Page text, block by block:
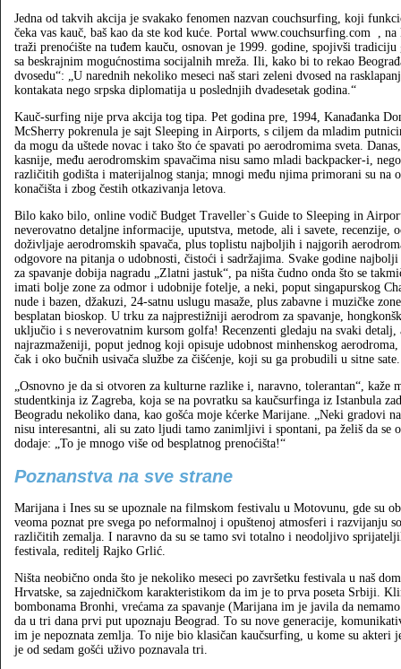
Jedna od takvih akcija je svakako fenomen nazvan couchsurfing, koji
čeka vas kauč, baš kao da ste kod kuće. Portal www.couchsurfing.com , na
traži prenoćište na tuđem kauču, osnovan je 1999. godine, spojivši
sa beskrajnim mogućnostima socijalnih mreža. Ili, kako bi to rekao
dvosedu“: „U narednih nekoliko meseci naš stari zeleni dvosed na
kontakata nego srpska diplomatija u poslednjih dvadesetak godina.“
Kauč‑surfing nije prva akcija tog tipa. Pet godina pre, 1994, Kanađanka
McSherry pokrenula je sajt Sleeping in Airports, s ciljem da mladim
da mogu da uštede novac i tako što će spavati po aerodromima sveta.
kasnije, među aerodromskim spavačima nisu samo mladi backpacker‑i,
različitih godišta i materijalnog stanja; mnogi među njima primorani su na
konačišta i zbog čestih otkazivanja letova.
Bilo kako bilo, online vodič Budget Traveller`s Guide to Sleeping in
neverovatno detaljne informacije, uputstva, metode, ali i savete, recenzije,
doživljaje aerodromskih spavača, plus toplistu najboljih i najgorih
odgovore na pitanja o udobnosti, čistoći i sadržajima. Svake godine najbolji
za spavanje dobija nagradu „Zlatni jastuk“, pa ništa čudno onda što se
imati bolje zone za odmor i udobnije fotelje, a neki, poput singapurskog
nude i bazen, džakuzi, 24‑satnu uslugu masaže, plus zabavne i muzičke
besplatan bioskop. U trku za najprestižniji aerodrom za spavanje,
uključio i s neverovatnim kursom golfa! Recenzenti gledaju na svaki detalj,
najrazmaženiji, poput jednog koji opisuje udobnost minhenskog aerodroma,
čak i oko bučnih usivača službe za čišćenje, koji su ga probudili u sitne sate.
„Osnovno je da si otvoren za kulturne razlike i, naravno, tolerantan“, kaže
studentkinja iz Zagreba, koja se na povratku sa kaučsurfinga iz Istanbula
Beogradu nekoliko dana, kao gošća moje kćerke Marijane. „Neki gradovi
nisu interesantni, ali su zato ljudi tamo zanimljivi i spontani, pa želiš da se
dodaje: „To je mnogo više od besplatnog prenoćišta!“
Poznanstva na sve strane
Marijana i Ines su se upoznale na filmskom festivalu u Motovunu, gde su
veoma poznat pre svega po neformalnoj i opuštenoj atmosferi i razvijanju
različitih zemalja. I naravno da su se tamo svi totalno i neodoljivo
festivala, reditelj Rajko Grlić.
Ništa neobično onda što je nekoliko meseci po završetku festivala u naš
Hrvatske, sa zajedničkom karakteristikom da im je to prva poseta Srbiji.
bombonama Bronhi, vrećama za spavanje (Marijana im je javila da
da u tri dana prvi put upoznaju Beograd. To su nove generacije,
im je nepoznata zemlja. To nije bio klasičan kaučsurfing, u kome su akteri
je od sedam gošći uživo poznavala tri.